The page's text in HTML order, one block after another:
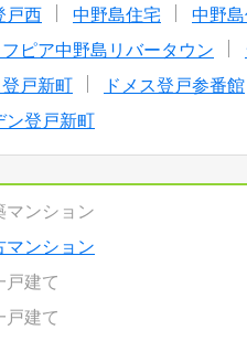
戸西 中野島住宅 中野
ピア中野島リバータウン
登戸新町 ドメス登戸参番館
ン登戸新町
マンション
マンション
戸建て
戸建て